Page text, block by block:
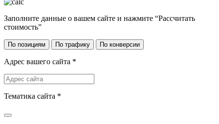
Заполните данные о вашем сайте и нажмите “Рассчитать
стоимость”
По позициям По трафику По конверсии
Адрес вашего сайта *
Тематика сайта *